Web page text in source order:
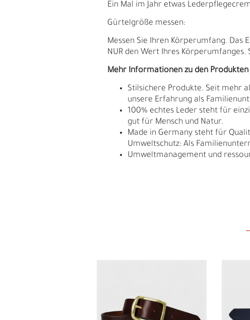
Ein Mal im Jahr etwas
Gürtelgröße messen:
Messen Sie Ihren Körperumfang. Das
NUR den Wert Ihres Körperumfanges.
Mehr Informationen zu den
Stilsichere Produkte. Seit mehr
unsere Erfahrung als
100% echtes Leder steht für
gut für Mensch und Natur.
Made in Germany steht für
Umweltschutz: Als
Umweltmanagement und